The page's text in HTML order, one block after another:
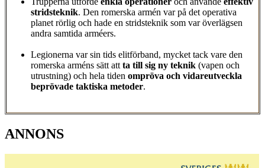
stridsteknik. Den romerska armén var på det operativa
planet rörlig och hade en stridsteknik som var överlägsen
andra samtida arméers.
Legionerna var sin tids elitförband, mycket tack vare den
romerska arméns sätt att ta till sig ny teknik (vapen och
utrustning) och hela tiden ompröva och vidareutveckla
beprövade taktiska metoder.
ANNONS